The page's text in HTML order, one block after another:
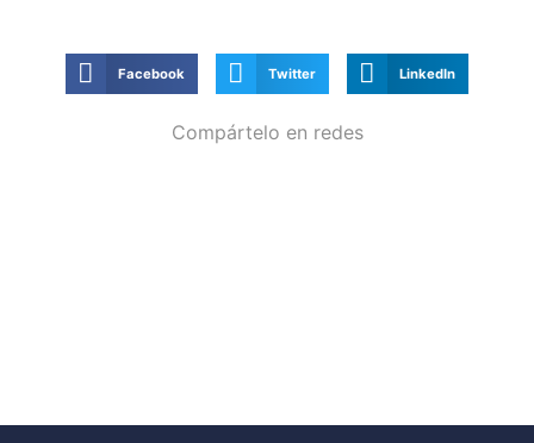
Facebook Twitter LinkedIn
Compártelo en redes